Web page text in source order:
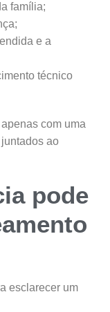
família;
e a
técnico
com uma
ao
pode
esclarecer um